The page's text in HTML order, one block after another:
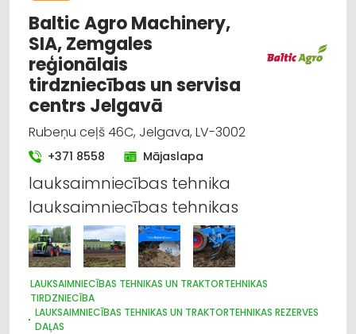
Baltic Agro Machinery,
SIA, Zemgales
reģionālais
tirdzniecības un servisa
centrs Jelgavā
Rubeņu ceļš 46C, Jelgava, LV-3002
+371 8558 Mājaslapa
lauksaimniecības tehnika
lauksaimniecības tehnikas
LAUKSAIMNIECĪBAS TEHNIKAS UN TRAKTORTEHNIKAS
TIRDZNIECĪBA
LAUKSAIMNIECĪBAS TEHNIKAS UN TRAKTORTEHNIKAS REZERVES
DAĻAS